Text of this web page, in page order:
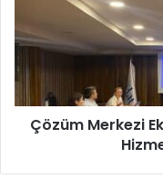
v
a
k
a
m
M
e
r
k
Çözüm Merkezi